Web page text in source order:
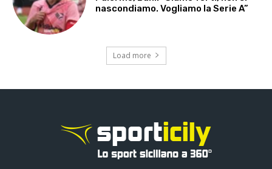
nascondiamo. Vogliamo la Serie A”
Load more